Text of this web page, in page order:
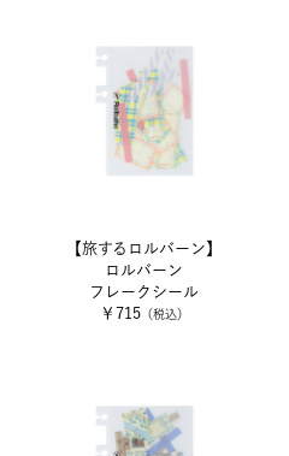
【旅するロルバーン】
ロルバーン
フレークシール
￥715（税込）